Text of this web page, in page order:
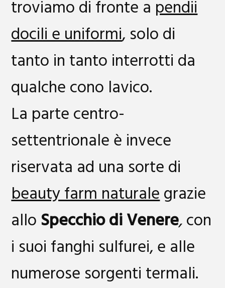
troviamo di fronte a pendii
docili e uniformi, solo di
tanto in tanto interrotti da
qualche cono lavico.
La parte centro-
settentrionale è invece
riservata ad una sorte di
beauty farm naturalegrazie
allo Specchio di Venere,con
i suoi fanghi sulfurei, e alle
numerose sorgenti termali.